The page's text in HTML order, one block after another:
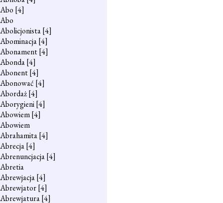
Abo [4]
Abo
Abolicjonista[4]
Abominacja[4]
Abonament[4]
Abonda[4]
Abonent[4]
Abonować [4]
Abordaż[4]
Aborygieni[4]
Abowiem[4]
Abowiem
Abrahamita[4]
Abrecja[4]
Abrenuncjacja[4]
Abretia
Abrewjacja[4]
Abrewjator[4]
Abrewjatura[4]